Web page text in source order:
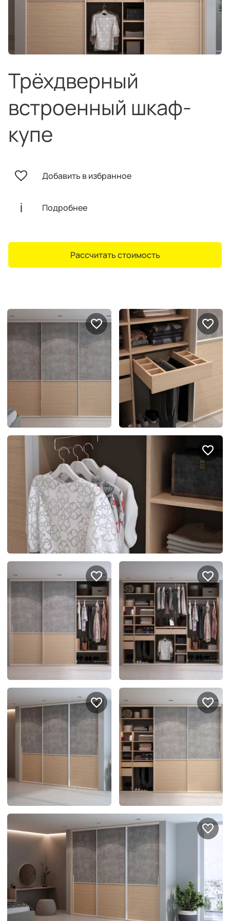
техника и скидки
Десятки образцов в каждом салоне
О компании
Портфолио проектов
интерьеров
Найдите своё
вдохновение
Блог
Правило мокрых рук: как
спроектировать мебель в
ванной, чтобы не открывать
ящики сто раз
5 4314
Витрина как в бутике:
стекла для
которые покажут всё в
5 2995
Услуги
Дизайн-проект
Замер помещения
Кредит и рассрочка
Сборка и установка
Доставка
Подключение техники
Способы оплаты
Корпоративным клиентам
Покупателям
Вопросы и ответы
Документация
Кухни на заказ
Цены
Блог
Портфолио проектов
Индивидуальный
технический проект
Салоны продаж
О компании
Отзывы
Москва и МО
Санкт-Петербург
Казань
Нижний Новгород
© 1996-2026 Фабрика мебели «Стильные Кухни»
Трёхдверный
встроенный шкаф-
купе
Добавить в избранное
Подробнее
Рассчитать стоимость